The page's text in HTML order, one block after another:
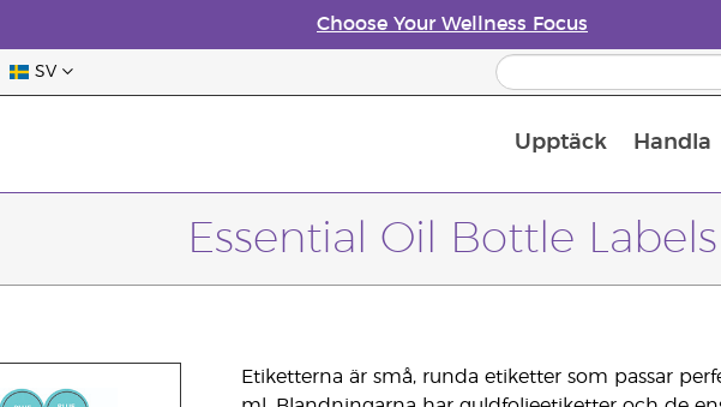
Choose Your Wellness Focus
SV
Upptäck Handla
Essential Oil Bottle Labels
Etiketterna är små, runda etiketter som passar